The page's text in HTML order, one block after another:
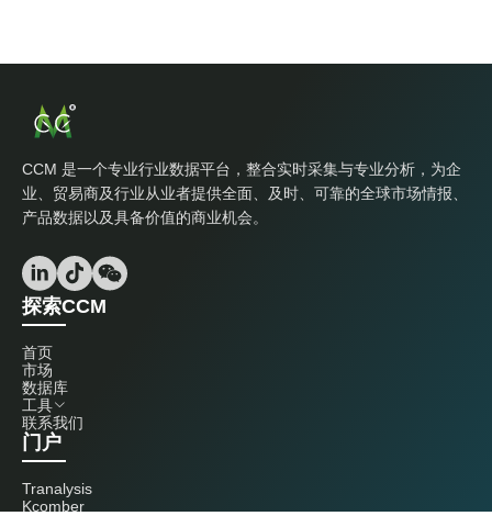
CCM 是一个专业行业数据平台，整合实时采集与专业分析，为企
业、贸易商及行业从业者提供全面、及时、可靠的全球市场情报、
产品数据以及具备价值的商业机会。
探索CCM
首页
市场
数据库
工具
联系我们
门户
Tranalysis
Kcomber